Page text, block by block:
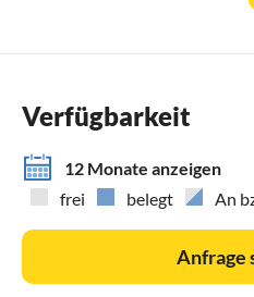
Verfügbarkeit
12 Monate anzeigen
frei
belegt An
Anfrage